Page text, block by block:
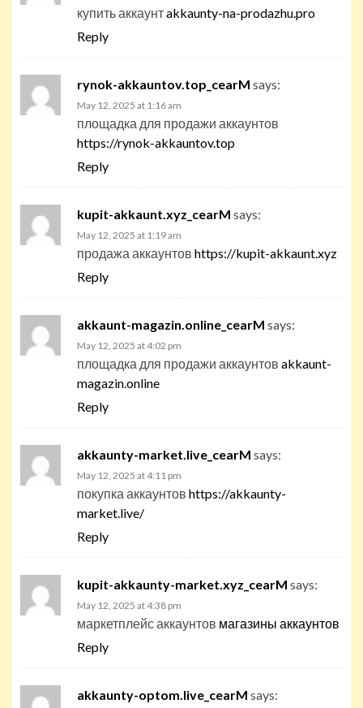
купить аккаунтakkaunty-na-prodazhu.pro
Reply
rynok-akkauntov.top_cearM says:
May 12, 2025 at 1:16 am
площадка для продажи аккаунтов
https://rynok-akkauntov.top
Reply
kupit-akkaunt.xyz_cearM says:
May 12, 2025 at 1:19 am
продажа аккаунтов https://kupit-akkaunt.xyz
Reply
akkaunt-magazin.online_cearM says:
May 12, 2025 at 4:02 pm
площадка для продажи аккаунтов akkaunt-
magazin.online
Reply
akkaunty-market.live_cearM says:
May 12, 2025 at 4:11 pm
покупка аккаунтов https://akkaunty-
market.live/
Reply
kupit-akkaunty-market.xyz_cearM says:
May 12, 2025 at 4:38 pm
маркетплейс аккаунтов магазины аккаунтов
Reply
akkaunty-optom.live_cearM says: